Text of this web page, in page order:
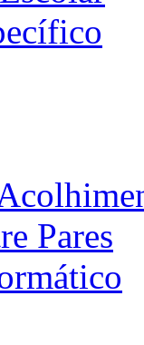
Pares